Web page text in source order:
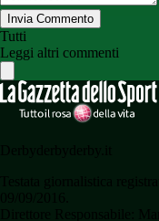
Invia Commento
Tutti
Leggi altri commenti